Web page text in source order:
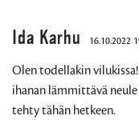
Ida Karhu 16.10.2022
Olen todellakin
ihanan lämmittävä
tehty tähän hetkeen.